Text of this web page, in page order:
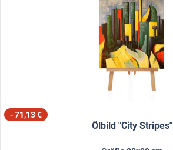
- 71,13 €
Ölbild "City Stripes"